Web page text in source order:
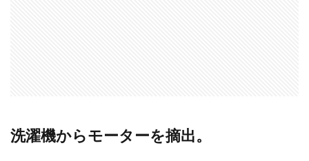
洗濯機からモーターを摘出。